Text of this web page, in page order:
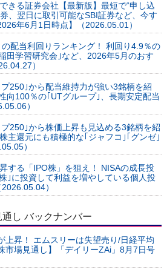
きる証券会社【最新版】最短で“申し込
、翌日に取引可能なSBI証券など、今す
年6月1日時点】（2026.05.01）
の配当利回りランキング！ 利回り4.9％の
田学習研究会｣など、2026年5月のおす
）
プ250｣から配当維持力が強い3銘柄を紹
向100％の｢UTグループ｣、長期安定配当
）
プ250｣から株価上昇も見込める3銘柄を紹
主還元にも積極的な｢ジャフコ｣｢グンゼ｣
）
する「IPO株」を狙え！ NISAの成長投
｣に投資して利益を増やしている個人投
）
し バックナンバー
上昇！ エムスリーは失望売り/日経平均
市場見通し】「デイリーZAi」8月7日号